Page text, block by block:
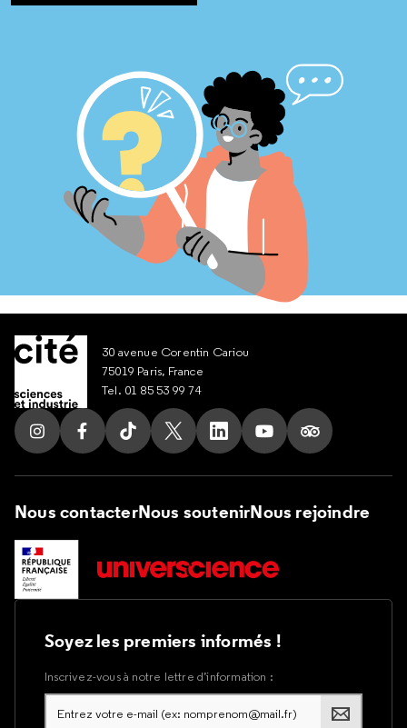
30 avenue Corentin Cariou
75019 Paris, France
Tel. 01 85 53 99 74
Suivez nous sur Instagram
Suivez nous sur Facebook
Suivez nous sur Tik Tok
Suivez nous sur X
Suivez nous sur LinkedIn
Suivez nous sur
Suivez nous
Nous contacterNous soutenirNous rejoindre
Soyez les premiers informés !
Inscrivez-vous à notre lettre d’information :